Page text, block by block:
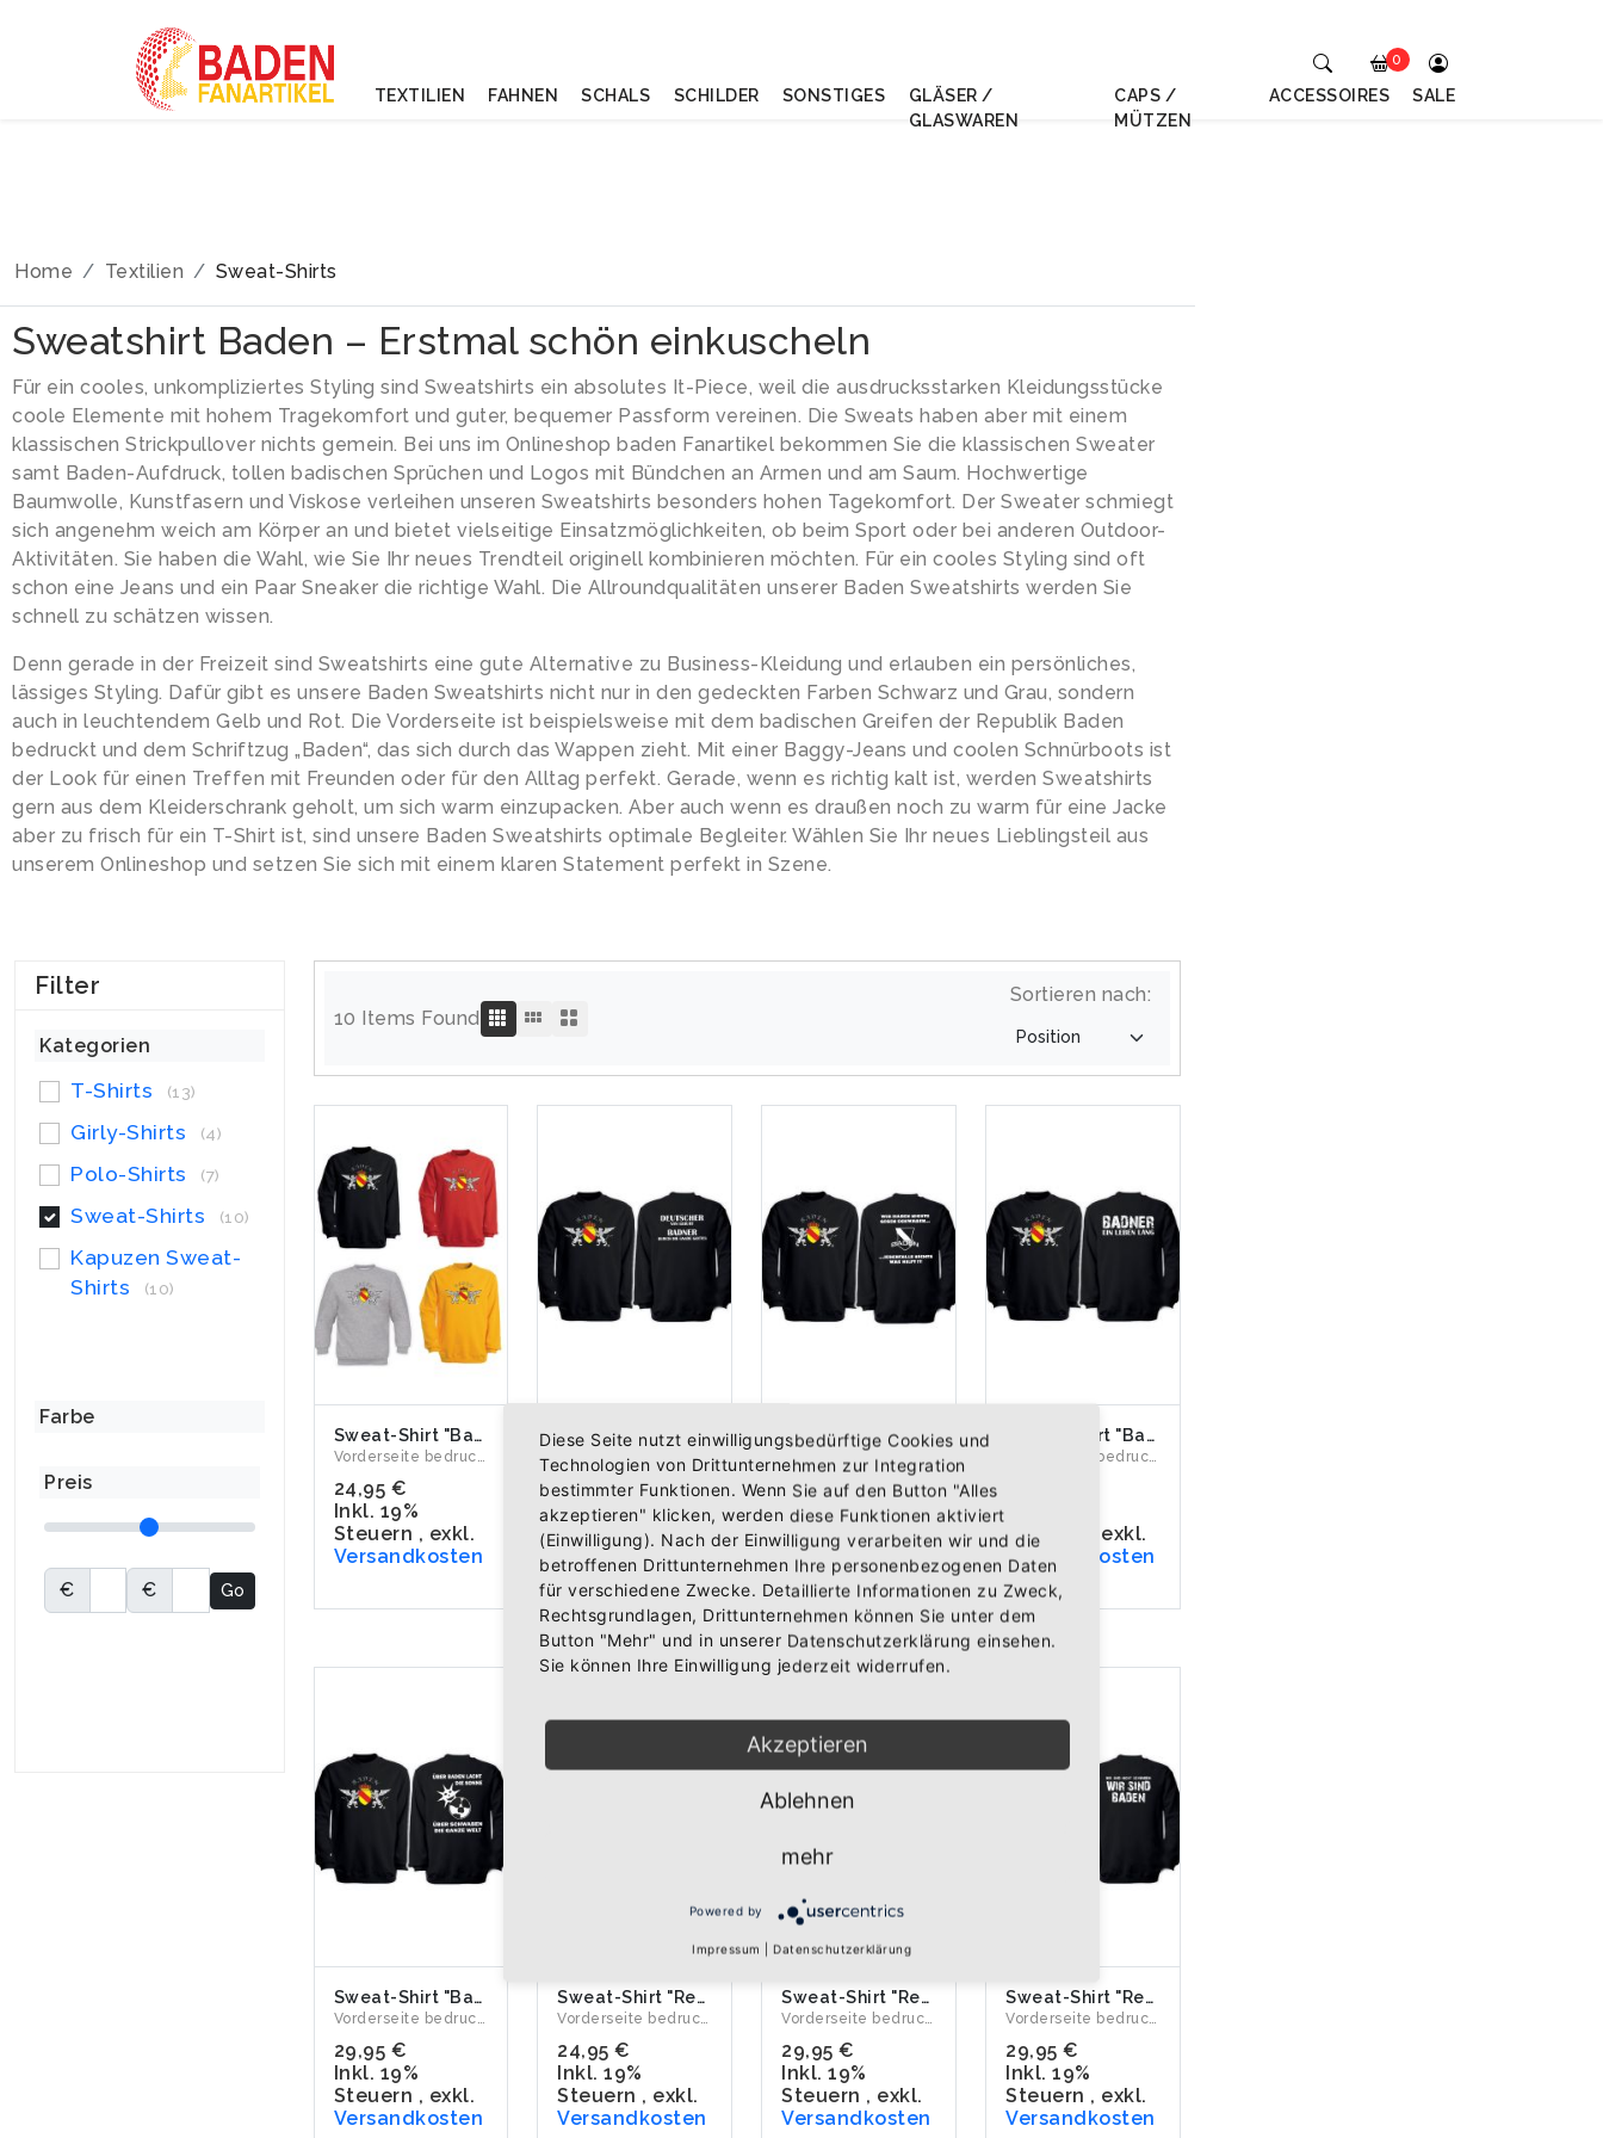
Home Textilien Sweat-Shirts
Sweatshirt Baden – Erstmal schön einkuscheln
Für ein cooles, unkompliziertes Styling sind Sweatshirts ein absolutes It-Piece, weil die ausdrucksstarken Kleidungsstücke
coole Elemente mit hohem Tragekomfort und guter, bequemer Passform vereinen. Die Sweats haben aber mit einem
klassischen Strickpullover nichts gemein. Bei uns im Onlineshop baden Fanartikel bekommen Sie die klassischen Sweater
samt Baden-Aufdruck, tollen badischen Sprüchen und Logos mit Bündchen an Armen und am Saum. Hochwertige
Baumwolle, Kunstfasern und Viskose verleihen unseren Sweatshirts besonders hohen Tagekomfort. Der Sweater schmiegt
sich angenehm weich am Körper an und bietet vielseitige Einsatzmöglichkeiten, ob beim Sport oder bei anderen Outdoor-
Aktivitäten. Sie haben die Wahl, wie Sie Ihr neues Trendteil originell kombinieren möchten. Für ein cooles Styling sind oft
schon eine Jeans und ein Paar Sneaker die richtige Wahl. Die Allroundqualitäten unserer Baden Sweatshirts werden Sie
schnell zu schätzen wissen.
Denn gerade in der Freizeit sind Sweatshirts eine gute Alternative zu Business-Kleidung und erlauben ein persönliches,
lässiges Styling. Dafür gibt es unsere Baden Sweatshirts nicht nur in den gedeckten Farben Schwarz und Grau, sondern
auch in leuchtendem Gelb und Rot. Die Vorderseite ist beispielsweise mit dem badischen Greifen der Republik Baden
bedruckt und dem Schriftzug „Baden“, das sich durch das Wappen zieht. Mit einer Baggy-Jeans und coolen Schnürboots ist
der Look für einen Treffen mit Freunden oder für den Alltag perfekt. Gerade, wenn es richtig kalt ist, werden Sweatshirts
gern aus dem Kleiderschrank geholt, um sich warm einzupacken. Aber auch wenn es draußen noch zu warm für eine Jacke
aber zu frisch für ein T-Shirt ist, sind unsere Baden Sweatshirts optimale Begleiter. Wählen Sie Ihr neues Lieblingsteil aus
unserem Onlineshop und setzen Sie sich mit einem klaren Statement perfekt in Szene.
Filter
Kategorien
T-Shirts (13)
Girly-Shirts (4)
Polo-Shirts (7)
Sweat-Shirts (10)
Kapuzen Sweat-
Shirts
(10)
Farbe
Preis
€ € Go
10 Items Found
Sortieren nach:
Sweat-Shirt "Baden"
Vorderseite bedruckt mit unseren badischen Greifen und dem S...
24,95 €
Inkl. 19%
Steuern , exkl.
Versandkosten
Sweat-Shirt "Baden - Deutscher von Geburt"
Vorderseite bedruckt mit unseren badischen Greifen und dem S...
29,95 €
Inkl. 19%
Steuern, exkl.
Versandkosten
Sweat-Shirt "Baden - Wir haben nichts gegen Schwaben"
29,95 €
Inkl. 19%
Steuern,exkl.
Versandkosten
Sweat-Shirt "Baden - Badner ein Leben lang"
Vorderseite bedruckt mit unseren badischen Greifen und dem S...
Steuern
exkl.
Versandkosten
Sweat-Shirt "Baden - Über Baden lacht die Sonne"
Vorderseite bedruckt mit unseren badischen Greifen und dem S...
29,95 €
Inkl. 19%
Steuern , exkl.
Versandkosten
Sweat-Shirt "Republik Baden"
Vorderseite bedruckt mit den badischen Greifen der Republik ...
24,95 €
Inkl. 19%
Steuern , exkl.
Versandkosten
Sweat-Shirt "Republik Baden - Badnerlied"
Vorderseite bedruckt mit den badischen Greifen der Republik ...
29,95 €
Inkl. 19%
Steuern , exkl.
Versandkosten
Sweat-Shirt "Republik Baden - Wir sind nicht Schwaben"
Vorderseite bedruckt mit den badischen Greifen der Republik ...
29,95 €
Inkl. 19%
Steuern , exkl.
Versandkosten
0
TEXTILIEN FAHNEN SCHALS SCHILDER SONSTIGES
GLÄSER /
GLASWAREN
CAPS /
MÜTZEN
ACCESSOIRES SALE
Diese Seite nutzt einwilligungsbedürftige Cookies und
Technologien von Drittunternehmen zur Integration
bestimmter Funktionen. Wenn Sie auf den Button "Alles
akzeptieren" klicken, werden diese Funktionen aktiviert
(Einwilligung). Nach der Einwilligung verarbeiten wir und die
betroffenen Drittunternehmen Ihre personenbezogenen Daten
für verschiedene Zwecke. Detaillierte Informationen zu Zweck,
Rechtsgrundlagen, Drittunternehmen können Sie unter dem
Button "Mehr" und in unserer Datenschutzerklärung einsehen.
Sie können Ihre Einwilligung jederzeit widerrufen.
Akzeptieren
Ablehnen
mehr
Powered by
Impressum Datenschutzerklärung